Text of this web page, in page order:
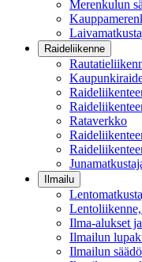
Merenkulun
Raideliikenne
Rataverkko
Ilmailu
Ilma-alukset
Ilmailun
Ilmailun